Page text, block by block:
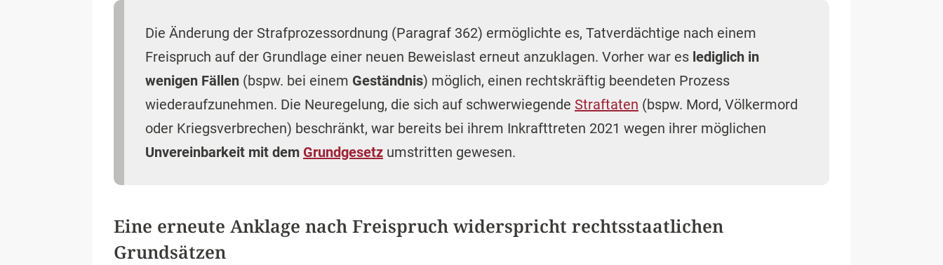
Die Änderung der Strafprozessordnung (Paragraf 362) ermöglichte es, Tatverdächtige nach einem
Freispruch auf der Grundlage einer neuen Beweislast erneut anzuklagen. Vorher war es lediglich in
wenigen Fällen (bspw. bei einem Geständnis) möglich, einen rechtskräftig beendeten Prozess
wiederaufzunehmen. Die Neuregelung, die sich auf schwerwiegende Straftaten (bspw. Mord, Völkermord
oder Kriegsverbrechen) beschränkt, war bereits bei ihrem Inkrafttreten 2021 wegen ihrer möglichen
Unvereinbarkeit mit dem Grundgesetz umstritten gewesen.
Eine erneute Anklage nach Freispruch widerspricht rechtsstaatlichen
Grundsätzen